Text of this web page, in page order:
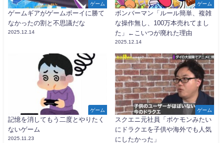
ゲーム
ゲームギアがゲームボーイに勝て
なかったの割と不思議だな
2025.12.14
ゲーム
ボンバーマン「ルール簡単、複雑
な操作無し、100万本売れてまし
た」←こいつが廃れた理由
2025.12.14
ゲーム
記憶を消してもう二度とやりたく
ないゲーム
2025.11.23
ゲーム
スクエニ元社員「ポケモンみたい
にドラクエを子供や海外でも人気
にしたかった」